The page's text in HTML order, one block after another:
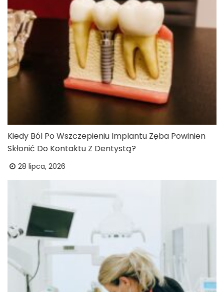
Kiedy Ból Po Wszczepieniu Implantu Zęba Powinien
Skłonić Do Kontaktu Z Dentystą?
28 lipca, 2026